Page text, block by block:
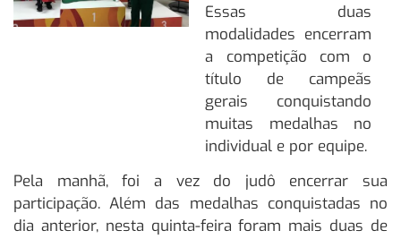
Essas duas
modalidades encerram
a competição com o
título de campeãs
gerais conquistando
muitas medalhas no
individual e por equipe.
Pela manhã, foi a vez do judô encerrar sua
participação. Além das medalhas conquistadas no
dia anterior, nesta quinta-feira foram mais duas de